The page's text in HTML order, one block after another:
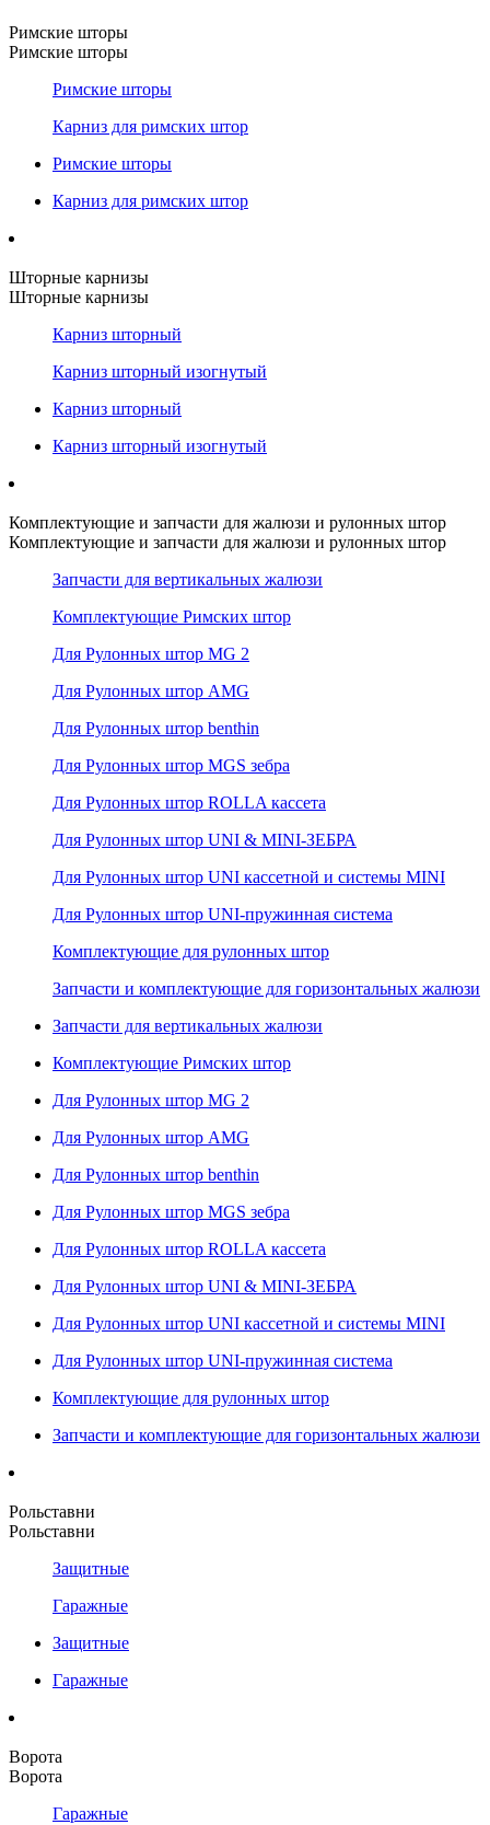
Римские шторы
Римские шторы
Римские шторы
Карниз для римских штор
Римские шторы
Карниз для римских штор
Шторные карнизы
Шторные карнизы
Карниз шторный
Карниз шторный изогнутый
Карниз шторный
Карниз шторный изогнутый
Комплектующие и запчасти для жалюзи и рулонных штор
Комплектующие и запчасти для жалюзи и рулонных штор
Запчасти для вертикальных жалюзи
Комплектующие Римских штор
Для Рулонных штор MG 2
Для Рулонных штор AMG
Для Рулонных штор benthin
Для Рулонных штор MGS зебра
Для Рулонных штор ROLLA кассета
Для Рулонных штор UNI & MINI-ЗЕБРА
Для Рулонных штор UNI кассетной и системы MINI
Для Рулонных штор UNI-пружинная система
Комплектующие для рулонных штор
Запчасти и комплектующие для горизонтальных жалюзи
Запчасти для вертикальных жалюзи
Комплектующие Римских штор
Для Рулонных штор MG 2
Для Рулонных штор AMG
Для Рулонных штор benthin
Для Рулонных штор MGS зебра
Для Рулонных штор ROLLA кассета
Для Рулонных штор UNI & MINI-ЗЕБРА
Для Рулонных штор UNI кассетной и системы MINI
Для Рулонных штор UNI-пружинная система
Комплектующие для рулонных штор
Запчасти и комплектующие для горизонтальных жалюзи
Рольставни
Рольставни
Защитные
Гаражные
Защитные
Гаражные
Ворота
Ворота
Гаражные